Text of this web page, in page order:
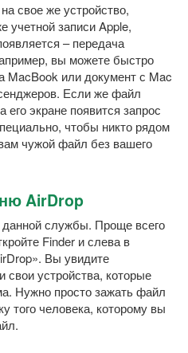
свое же устройство,
учетной записи Apple,
– передача
вы можете быстро
MacBook или документ с Mac
Если же файл
его экране появится запрос
чтобы никто рядом
чужой файл без вашего
AirDrop
службы. Проще всего
Finder и слева в
Вы увидите
устройства, которые
Нужно просто зажать файл
того человека, которому вы